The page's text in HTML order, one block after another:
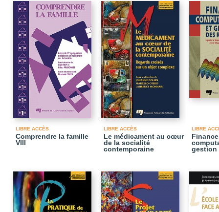
LIBRE ACCÈS
Comprendre la famille
VIII
LIBRE ACCÈS
Le médicament au cœur
de la socialité
contemporaine
LIBRE
Finance
gestion